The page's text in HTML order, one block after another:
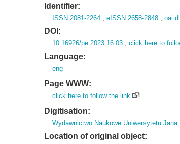
Identifier:
ISSN 2081-2264 ;eISSN 2658-2848 ;
DOI:
10.16926/pe.2023.16.03 ;click here to
Language:
eng
Page WWW:
click here to follow the link
Digitisation:
Wydawnictwo Naukowe Uniwersytetu Jana
Location of original object: